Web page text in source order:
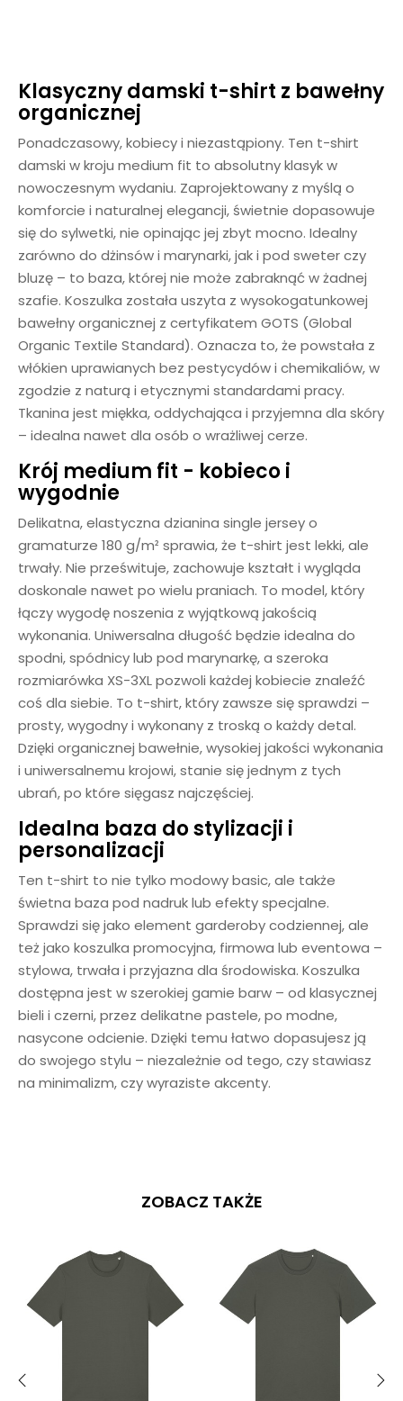
Klasyczny damski t-shirt z bawełny
organicznej
Ponadczasowy, kobiecy i niezastąpiony. Ten t-shirt
damski w kroju medium fit to absolutny klasyk w
nowoczesnym wydaniu. Zaprojektowany z myślą o
komforcie i naturalnej elegancji, świetnie dopasowuje
się do sylwetki, nie opinając jej zbyt mocno. Idealny
zarówno do dżinsów i marynarki, jak i pod sweter czy
bluzę – to baza, której nie może zabraknąć w żadnej
szafie. Koszulka została uszyta z wysokogatunkowej
bawełny organicznej z certyfikatem GOTS (Global
Organic Textile Standard). Oznacza to, że powstała z
włókien uprawianych bez pestycydów i chemikaliów, w
zgodzie z naturą i etycznymi standardami pracy.
Tkanina jest miękka, oddychająca i przyjemna dla skóry
– idealna nawet dla osób o wrażliwej cerze.
Krój medium fit - kobieco i
wygodnie
Delikatna, elastyczna dzianina single jersey o
gramaturze 180 g/m² sprawia, że t-shirt jest lekki, ale
trwały. Nie prześwituje, zachowuje kształt i wygląda
doskonale nawet po wielu praniach. To model, który
łączy wygodę noszenia z wyjątkową jakością
wykonania. Uniwersalna długość będzie idealna do
spodni, spódnicy lub pod marynarkę, a szeroka
rozmiarówka XS-3XL pozwoli każdej kobiecie znaleźć
coś dla siebie. To t-shirt, który zawsze się sprawdzi –
prosty, wygodny i wykonany z troską o każdy detal.
Dzięki organicznej bawełnie, wysokiej jakości wykonania
i uniwersalnemu krojowi, stanie się jednym z tych
ubrań, po które sięgasz najczęściej.
Idealna baza do stylizacji i
personalizacji
Ten t-shirt to nie tylko modowy basic, ale także
świetna baza pod nadruk lub efekty specjalne.
Sprawdzi się jako element garderoby codziennej, ale
też jako koszulka promocyjna, firmowa lub eventowa –
stylowa, trwała i przyjazna dla środowiska. Koszulka
dostępna jest w szerokiej gamie barw – od klasycznej
bieli i czerni, przez delikatne pastele, po modne,
nasycone odcienie. Dzięki temu łatwo dopasujesz ją
do swojego stylu – niezależnie od tego, czy stawiasz
na minimalizm, czy wyraziste akcenty.
ZOBACZ TAKŻE